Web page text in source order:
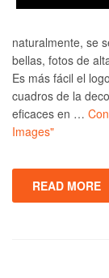
naturalmente, se
bellas, fotos de
Es más fácil el
cuadros de la
eficaces en …
Images"
READ MORE